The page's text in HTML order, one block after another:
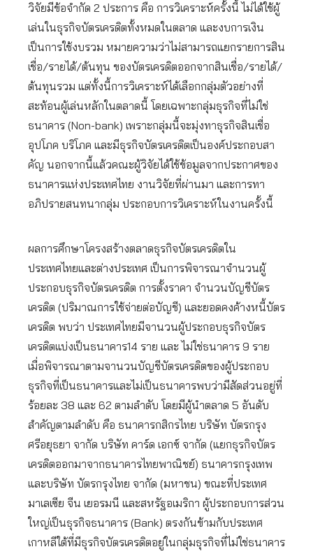
วิจัยมีข้อจำกัด 2 ประการ คือ การวิเคราะห์ครั้งนี้ ไม่ได้ใช้ผู้
เล่นในธุรกิจบัตรเครดิตทั้งหมดในตลาด และงบการเงิน
เป็นการใช้งบรวม หมายความว่าไม่สามารถแยกรายการสิน
เชื่อ/รายได้/ต้นทุน ของบัตรเครดิตออกจากสินเชื่อ/รายได้/
ต้นทุนรวม แต่ทั้งนี้การวิเคราะห์ได้เลือกกลุ่มตัวอย่างที่
สะท้อนผู้เล่นหลักในตลาดนี้ โดยเฉพาะกลุ่มธุรกิจที่ไม่ใช่
ธนาคาร (Non-bank) เพราะกลุ่มนี้จะมุ่งทาธุรกิจสินเชื่อ
อุปโภค บริโภค และมีธุรกิจบัตรเครดิตเป็นองค์ประกอบสา
คัญ นอกจากนี้แล้วคณะผู้วิจัยได้ใช้ข้อมูลจากประกาศของ
ธนาคารแห่งประเทศไทย งานวิจัยที่ผ่านมา และการทา
อภิปรายสนทนากลุ่ม ประกอบการวิเคราะห์ในงานครั้งนี้
ผลการศึกษาโครงสร้างตลาดธุรกิจบัตรเครดิตใน
ประเทศไทยและต่างประเทศ เป็นการพิจารณาจำนวนผู้
ประกอบธุรกิจบัตรเครดิต การตั้งราคา จำนวนบัญชีบัตร
เครดิต (ปริมาณการใช้จ่ายต่อบัญชี) และยอดคงค้างหนี้บัตร
เครดิต พบว่า ประเทศไทยมีจานวนผู้ประกอบธุรกิจบัตร
เครดิตแบ่งเป็นธนาคาร14 ราย และ ไม่ใช่ธนาคาร 9 ราย
เมื่อพิจารณาตามจานวนบัญชีบัตรเครดิตของผู้ประกอบ
ธุรกิจที่เป็นธนาคารและไม่เป็นธนาคารพบว่ามีสัดส่วนอยู่ที่
ร้อยละ 38 และ 62 ตามลำดับ โดยมีผู้นำตลาด 5 อันดับ
สำคัญตามลำดับ คือ ธนาคารกสิกรไทย บริษัท บัตรกรุง
ศรีอยุธยา จากัด บริษัท คาร์ด เอกซ์ จากัด (แยกธุรกิจบัตร
เครดิตออกมาจากธนาคารไทยพาณิชย์) ธนาคารกรุงเทพ
และบริษัท บัตรกรุงไทย จากัด (มหาชน) ขณะที่ประเทศ
มาเลเซีย จีน เยอรมนี และสหรัฐอเมริกา ผู้ประกอบการส่วน
ใหญ่เป็นธุรกิจธนาคาร (Bank) ตรงกันข้ามกับประเทศ
เกาหลีใต้ที่มีธุรกิจบัตรเครดิตอยู่ในกลุ่มธุรกิจที่ไม่ใช่ธนาคาร